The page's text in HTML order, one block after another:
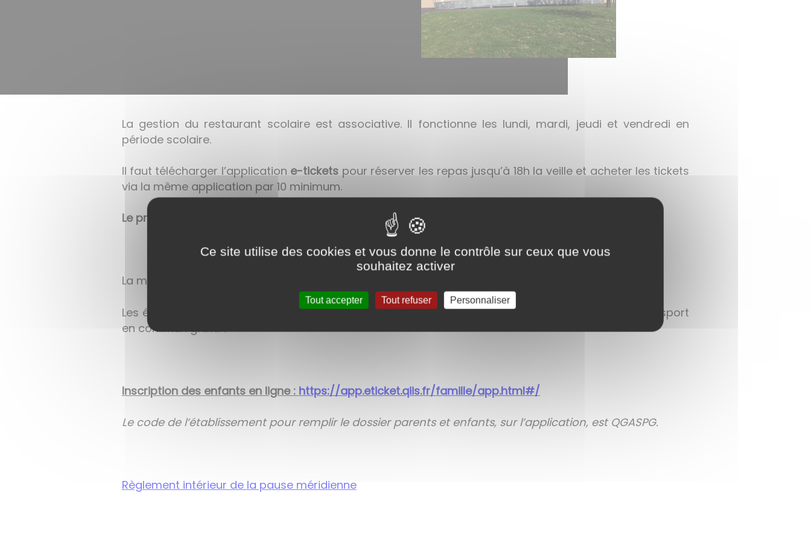
La gestion du restaurant scolaire est associative. Il fonctionne les lundi, mardi, jeudi et vendredi en
période scolaire.
Il faut télécharger l’application e-tickets pour réserver les repas jusqu’à 18h la veille et acheter les tickets
via la même application par 10 minimum.
Le prix du repas est de 4€.
La municipalité gère la surveillance des enfants dans la cour avant et après les repas.
Les élèves de Rozelay qui déjeunent au restaurant scolaire sont acheminés par un service de transport
en commun gratuit.
Inscription des enfants en ligne : https://app.eticket.qiis.fr/famille/app.html#/
Le code de l’établissement pour remplir le dossier parents et enfants, sur l’application, est QGASPG.
Règlement intérieur de la pause méridienne
Ce site utilise des cookies et vous donne le contrôle sur ceux que vous
souhaitez activer
Tout accepter Tout refuser Personnaliser